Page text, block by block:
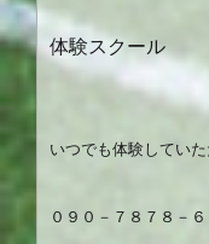
体験スクール
いつでも体験していた
０９０－７８７８－